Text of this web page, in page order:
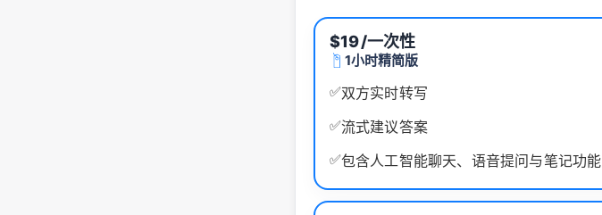
$19/一次性
1小时精简版
✅双方实时转写
✅流式建议答案
✅包含人工智能聊天、语音提问与笔记功能